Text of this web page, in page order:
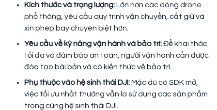
Kích thước và trọng lượng:Lớn hơn các dòng drone
phổ thông, yêu cầu quy trình vận chuyển, cất giữ và
xin phép bay chuyên biệt hơn.
Yêu cầu về kỹ năng vận hành và bảo trì:Để khai thác
tối đa và đảm bảo an toàn, người vận hành cần được
đào tạo bài bản và có kiến thức về bảo trì.
Phụ thuộc vào hệ sinh thái DJI:Mặc dù có SDK mở,
việc tối ưu nhất thường vẫn là sử dụng các sản phẩm
trong cùng hệ sinh thái DJI.